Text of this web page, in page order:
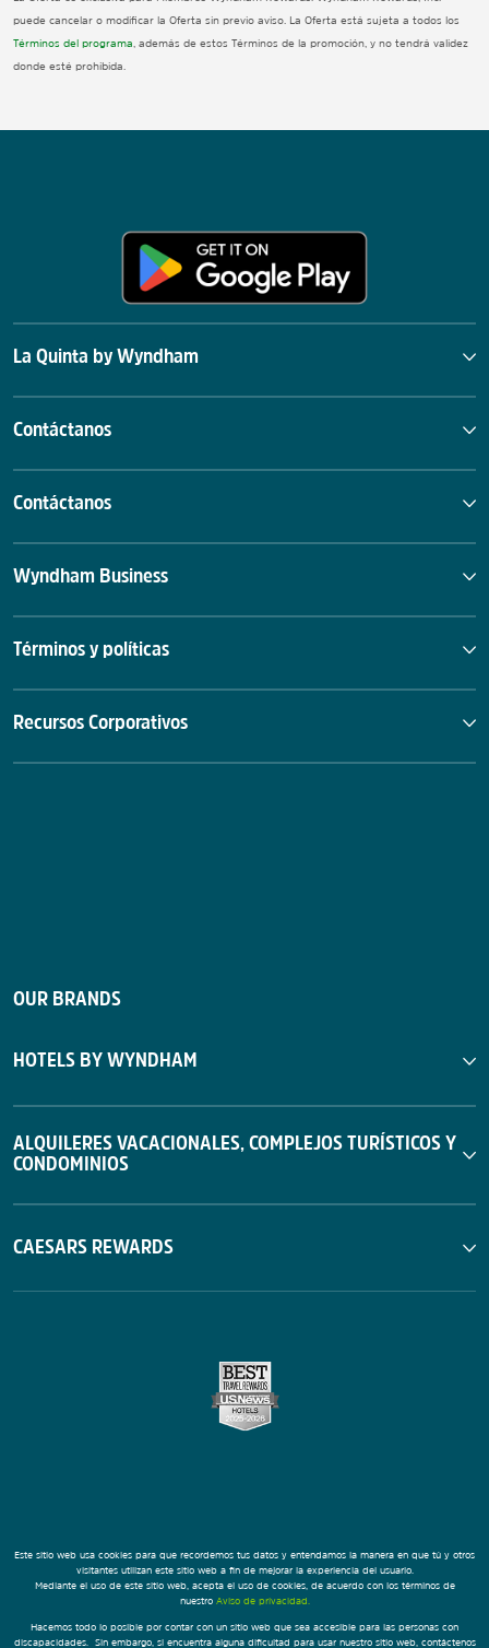
puede cancelar o modificar la Oferta sin previo aviso. La Oferta está sujeta a todos los
Términos del programa , además de estos Términos de la promoción, y no tendrá validez
donde esté prohibida.
La Quinta by Wyndham
Contáctanos
Contáctanos
Wyndham Business
Términos y políticas
Recursos Corporativos
OUR BRANDS
HOTELS BY WYNDHAM
ALQUILERES VACACIONALES, COMPLEJOS TURÍSTICOS Y
CONDOMINIOS
CAESARS REWARDS
Este sitio web usa cookies para que recordemos tus datos y entendamos la manera en que tú y otros
visitantes utilizan este sitio web a fin de mejorar la experiencia del usuario.
Mediante el uso de este sitio web, acepta el uso de cookies, de acuerdo con los términos de
nuestro Aviso de privacidad.
Hacemos todo lo posible por contar con un sitio web que sea accesible para las personas con
discapacidades. Sin embargo, si encuentra alguna dificultad para usar nuestro sitio web, contáctenos